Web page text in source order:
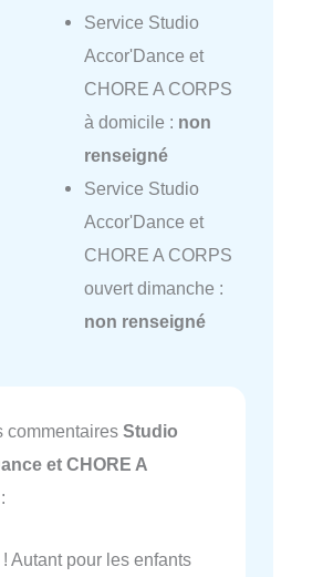
Service Studio
Accor'Dance et
CHORE A CORPS
à domicile : non
renseigné
Service Studio
Accor'Dance et
CHORE A CORPS
ouvert dimanche :
non renseigné
commentaires Studio
et CHORE A
:
Autant pour les enfants